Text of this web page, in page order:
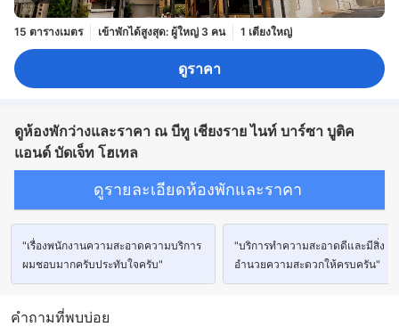
15 ตารางเมตร เข้าพักได้สูงสุด: ผู้ใหญ่ 3 คน 1 เตียงใหญ่
ดูราคา
ดูห้องพักว่างและราคา ณ บีทู เชียงราย ไนท์ บาร์ซา บูติค
แอนด์ บัดเจ็ท โฮเทล
ดูรายละเอียดห้องพักและราคา
"เรื่องพนักงานความสะอาดความบริการ
ผมชอบมากครับประทับใจครับ"
"บริการทำความสะอาดดีและมีสิ่ง
อำนวยความสะดวกให้ครบครัน"
คำถามที่พบบ่อย